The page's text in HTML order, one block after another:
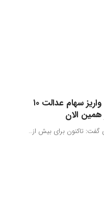
سورپرایز ۱۲ مهر دولت برای مردم | واریز سهام عدالت ۱۰
تاکنون برای بیش از…